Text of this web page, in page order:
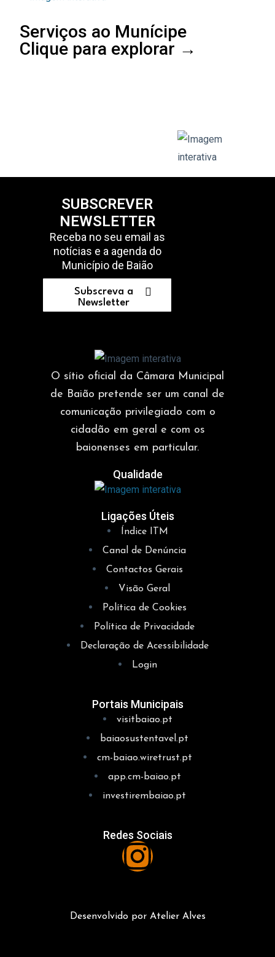
Serviços ao Munícipe
Clique para explorar →
SUBSCREVER
NEWSLETTER
Receba no seu email as
notícias e a agenda do
Município de Baião
Subscreva a
Newsletter
O sítio oficial da Câmara Municipal
de Baião pretende ser um canal de
comunicação privilegiado com o
cidadão em geral e com os
baionenses em particular.
Qualidade
Ligações Úteis
Índice ITM
Canal de Denúncia
Contactos Gerais
Visão Geral
Política de Cookies
Política de Privacidade
Declaração de Acessibilidade
Login
Portais Municipais
visitbaiao.pt
baiaosustentavel.pt
cm-baiao.wiretrust.pt
app.cm-baiao.pt
investirembaiao.pt
Redes Sociais
Desenvolvido por Atelier Alves